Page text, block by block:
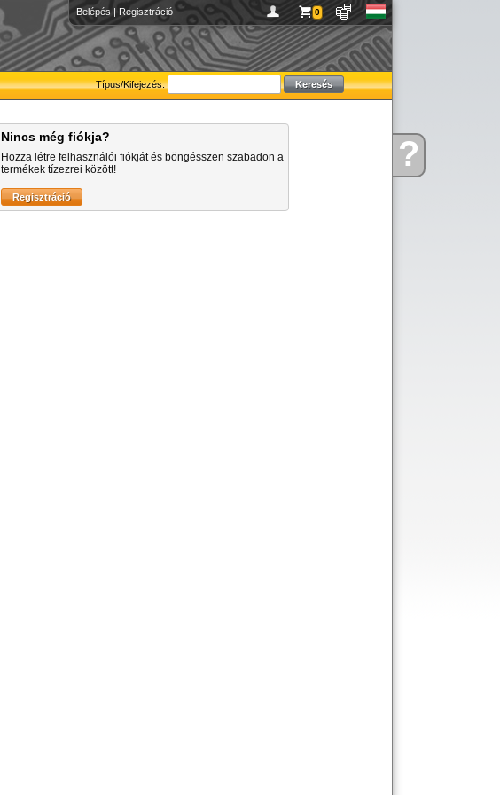
Kérdése?
Belépés | Regisztráció 0
Típus/Kifejezés:
Nincs még fiókja?
Hozza létre felhasználói fiókját és böngésszen szabadon a
termékek tízezrei között!